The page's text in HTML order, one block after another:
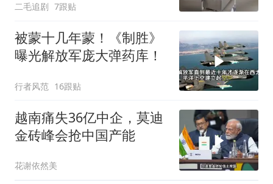
二毛追剧 7跟贴
被蒙十几年蒙！《制胜》
曝光解放军庞大弹药库！
行者风范 16跟贴
越南痛失36亿中企，莫迪
金砖峰会抢中国产能
花谢依然美